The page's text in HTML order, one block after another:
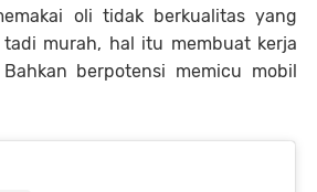
oli tidak berkualitas yang
murah, hal itu membuat kerja
berpotensi memicu mobil